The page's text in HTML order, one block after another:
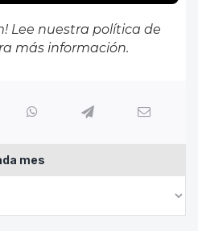
Lee nuestra política de
más información.
mes